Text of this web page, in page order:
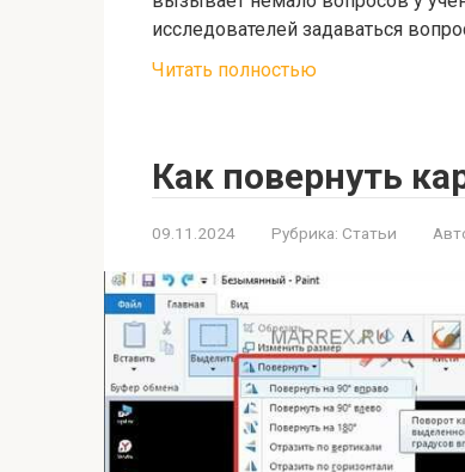
исследователей задаваться
Читать полностью
Как повернуть
09.11.2024 Рубрика: Статьи